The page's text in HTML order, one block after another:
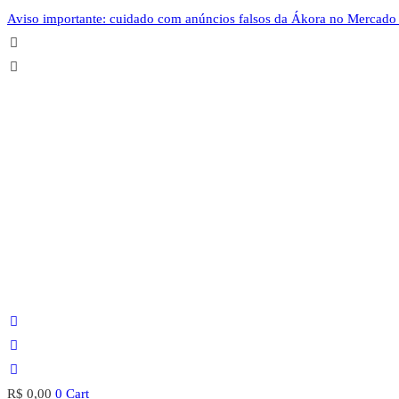
Ir
para
o
Aviso importante: cuidado com anúncios falsos da Ákora no
R$ 0,00 0 Cart